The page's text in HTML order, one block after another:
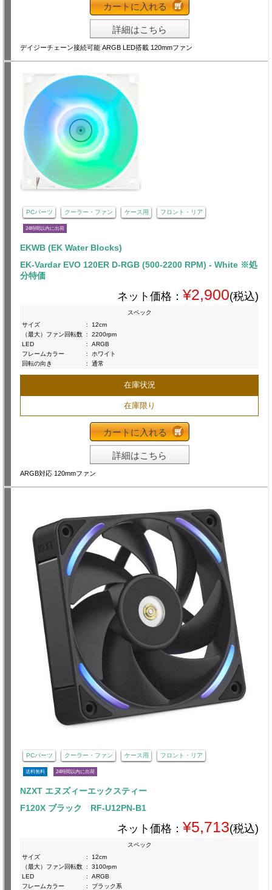
カートに入れる
詳細はこちら
デイジーチェーン接続可能 ARGB LED搭載 120mmファン
PCパーツ クーラー・ファン ケース用 フロント・リア
24時間以内に出荷
EKWB (EK Water Blocks)
EK-Vardar EVO 120ER D-RGB (500-2200 RPM) - White ※処
分特価
ネット価格： ¥2,900(税込)
スペック
サイズ
:
12cm
（最大）ファン回転数 :
2200rpm
LED
:
ARGB
フレームカラー
:
ホワイト
回転の向き
: 通常
在庫状況
在庫限り
カートに入れる
詳細はこちら
ARGB対応 120mmファン
PCパーツ クーラー・ファン ケース用 フロント・リア
送料無料 24時間以内に出荷
NZXT エヌズィーエックスティー
F120X ブラック RF-U12PN-B1
ネット価格： ¥5,713(税込)
スペック
サイズ
:
12cm
（最大）ファン回転数 :
3100rpm
LED
:
ARGB
フレームカラー
: ブラック系